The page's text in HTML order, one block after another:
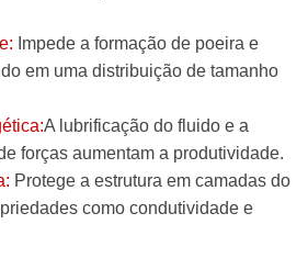
Impede a formação de poeira e
em uma distribuição de tamanho
A lubrificação do fluido e a
forças aumentam a produtividade.
Protege a estrutura em camadas do
como condutividade e